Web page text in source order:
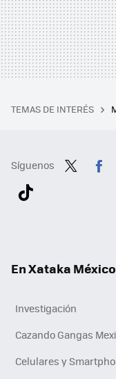
TEMAS DE INTERÉS
Síguenos
En Xataka
Investigación
Cazando Gangas
Celulares y